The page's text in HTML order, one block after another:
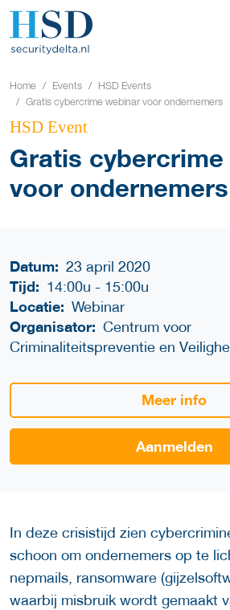
Home Events
HSD Events
Gratis cybercrime webinar voor ondernemers
HSD Event
Gratis
voor ondernemers
Datum: 23 april 2020
Tijd: 14:00u- 15:00u
Locatie: Webinar
Organisator: Centrum voor
Criminaliteitspreventie en
Meer info
Aanmelden
In deze crisistijd zien
schoon om ondernemers op te
nepmails, ransomware
waarbij misbruik wordt gemaakt